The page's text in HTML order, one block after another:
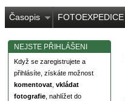
Časopis FOTOEXPEDICE
NEJSTE PŘIHLÁŠENI
Když se zaregistrujete a
přihlásíte, získáte možnost
komentovat vkládat
fotografie , nahlížet do